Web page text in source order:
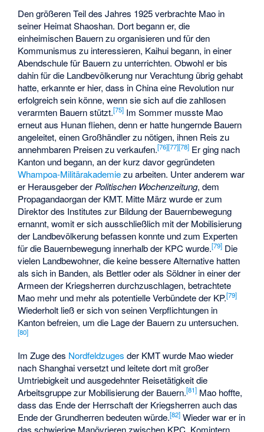
Den größeren Teil des Jahres 1925 verbrachte Mao in
seiner Heimat Shaoshan. Dort begann er, die
einheimischen Bauern zu organisieren und für den
Kommunismus zu interessieren, Kaihui begann, in einer
Abendschule für Bauern zu unterrichten. Obwohl er bis
dahin für die Landbevölkerung nur Verachtung übrig gehabt
hatte, erkannte er hier, dass in China eine Revolution nur
erfolgreich sein könne, wenn sie sich auf die zahllosen
verarmten Bauern stützt.[75] Im Sommer musste Mao
erneut aus Hunan fliehen, denn er hatte hungernde Bauern
angeleitet, einen Großhändler zu nötigen, ihnen Reis zu
annehmbaren Preisen zu verkaufen.[76][77][78] Er ging nach
Kanton und begann, an der kurz davor gegründeten
Whampoa-Militärakademiezu arbeiten. Unter anderem war
er Herausgeber der Politischen Wochenzeitung, dem
Propagandaorgan der KMT. Mitte März wurde er zum
Direktor des Institutes zur Bildung der Bauernbewegung
ernannt, womit er sich ausschließlich mit der Mobilisierung
der Landbevölkerung befassen konnte und zum Experten
für die Bauernbewegung innerhalb der KPC wurde.[79] Die
vielen Landbewohner, die keine bessere Alternative hatten
als sich in Banden, als Bettler oder als Söldner in einer der
Armeen der Kriegsherren durchzuschlagen, betrachtete
Mao mehr und mehr als potentielle Verbündete der KP.[79]
Wiederholt ließ er sich von seinen Verpflichtungen in
Kanton befreien, um die Lage der Bauern zu untersuchen.
[80]
Im Zuge des Nordfeldzuges der KMT wurde Mao wieder
nach Shanghai versetzt und leitete dort mit großer
Umtriebigkeit und ausgedehnter Reisetätigkeit die
Arbeitsgruppe zur Mobilisierung der Bauern.[81] Mao hoffte,
dass das Ende der Herrschaft der Kriegsherren auch das
Ende der Grundherren bedeuten würde.[82] Wieder war er in
das schwierige Manövrieren zwischen KPC, Komintern